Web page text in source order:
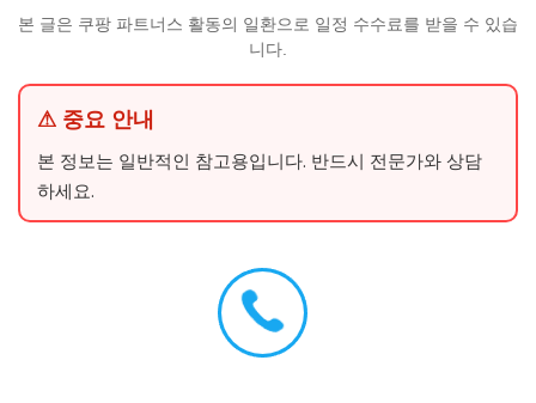
본 글은 쿠팡 파트너스 활동의 일환으로 일정 수수료를 받을 수 있습
니다.
⚠ 중요 안내
본 정보는 일반적인 참고용입니다. 반드시 전문가와 상담
하세요.